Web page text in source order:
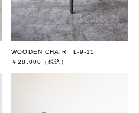
WOODEN CHAIR L-9-15
￥28,000 （税込）